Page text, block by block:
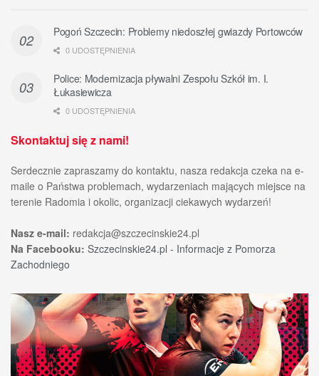
Pogoń Szczecin: Problemy niedoszłej gwiazdy Portowców
0 UDOSTĘPNIENIA
Police: Modernizacja pływalni Zespołu Szkół im. I.
Łukasiewicza
0 UDOSTĘPNIENIA
Skontaktuj się z nami!
Serdecznie zapraszamy do kontaktu, nasza redakcja czeka na e-
maile o Państwa problemach, wydarzeniach mających miejsce na
terenie Radomia i okolic, organizacji ciekawych wydarzeń!
Nasz e-mail: redakcja@szczecinskie24.pl
Na Facebooku: Szczecinskie24.pl - Informacje z Pomorza
Zachodniego